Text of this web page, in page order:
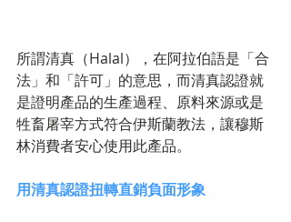
所謂清真（Halal），在阿拉伯語是「合
法」和「許可」的意思，而清真認證就
是證明產品的生產過程、原料來源或是
牲畜屠宰方式符合伊斯蘭教法，讓穆斯
林消費者安心使用此產品。
用清真認證扭轉直銷負面形象